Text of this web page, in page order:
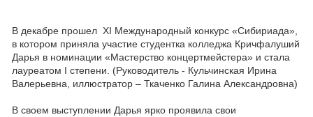
В декабре прошел XI Международный конкурс «Сибириада»,
в котором приняла участие студентка колледжа Кричфалуший
Дарья в номинации «Мастерство концертмейстера» и стала
лауреатом I степени. (Руководитель - Кульчинская Ирина
Валерьевна, иллюстратор – Ткаченко Галина Александровна)
В своем выступлении Дарья ярко проявила свои